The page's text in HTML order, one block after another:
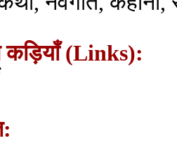
कड़ियाँ (Links):